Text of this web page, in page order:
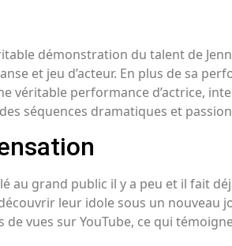
démonstration du talent de
et jeu d’acteur. En plus de sa
véritable performance d’actrice,
séquences dramatiques et
au grand public il y a peu et il fait
leur idole sous un nouveau
vues sur YouTube, ce qui